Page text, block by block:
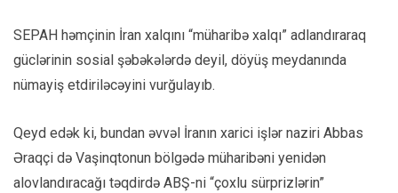
SEPAH həmçinin İran xalqını “müharibə xalqı” adlandıraraq
güclərinin sosial şəbəkələrdə deyil, döyüş meydanında
nümayiş etdiriləcəyini vurğulayıb.
Qeyd edək ki, bundan əvvəl İranın xarici işlər naziri Abbas
Əraqçi də Vaşinqtonun bölgədə müharibəni yenidən
alovlandıracağı təqdirdə ABŞ-ni “çoxlu sürprizlərin”